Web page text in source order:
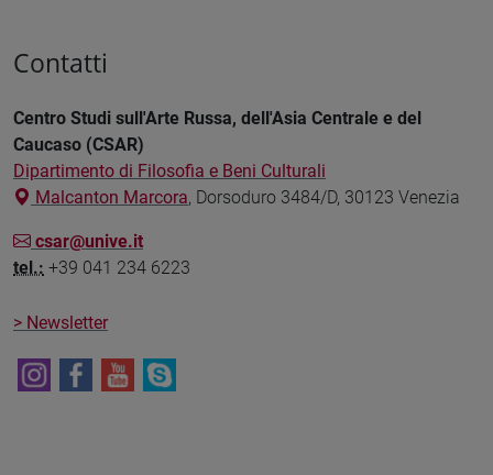
Contatti
Centro Studi sull'Arte Russa, dell'Asia Centrale e del
Caucaso (CSAR)
Dipartimento di Filosofia e Beni Culturali
Malcanton Marcora, Dorsoduro 3484/D, 30123 Venezia
csar@unive.it
tel.: +39 041 234 6223
> Newsletter